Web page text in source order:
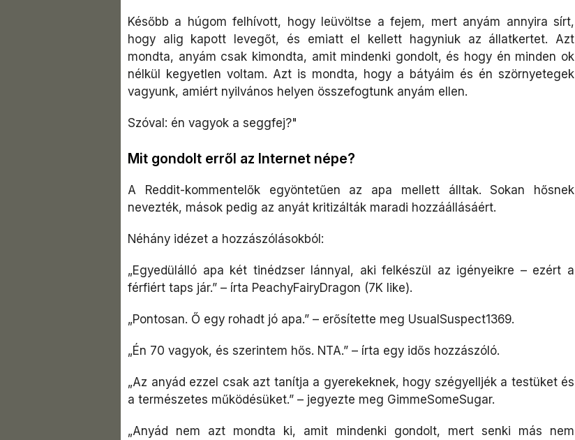
Később a húgom felhívott, hogy leüvöltse a fejem, mert anyám annyira sírt,
hogy alig kapott levegőt, és emiatt el kellett hagyniuk az állatkertet. Azt
mondta, anyám csak kimondta, amit mindenki gondolt, és hogy én minden ok
nélkül kegyetlen voltam. Azt is mondta, hogy a bátyáim és én szörnyetegek
vagyunk, amiért nyilvános helyen összefogtunk anyám ellen.
Szóval: én vagyok a seggfej?"
Mit gondolt erről az Internet népe?
A Reddit-kommentelők egyöntetűen az apa mellett álltak. Sokan hősnek
nevezték, mások pedig az anyát kritizálták maradi hozzáállásáért.
Néhány idézet a hozzászólásokból:
„Egyedülálló apa két tinédzser lánnyal, aki felkészül az igényeikre – ezért a
férfiért taps jár.” – írta PeachyFairyDragon (7K like).
„Pontosan. Ő egy rohadt jó apa.” – erősítette meg UsualSuspect1369.
„Én 70 vagyok, és szerintem hős. NTA.” – írta egy idős hozzászóló.
„Az anyád ezzel csak azt tanítja a gyerekeknek, hogy szégyelljék a testüket és
a természetes működésüket.” – jegyezte meg GimmeSomeSugar.
„Anyád nem azt mondta ki, amit mindenki gondolt, mert senki más nem